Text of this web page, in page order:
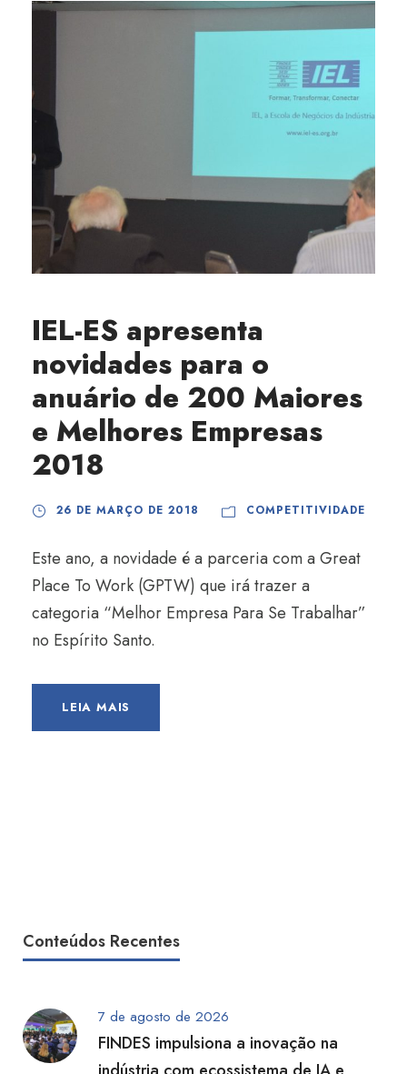
IEL-ES apresenta
novidades para o
anuário de 200 Maiores
e Melhores Empresas
2018
26 DE MARÇO DE 2018 COMPETITIVIDADE
Este ano, a novidade é a parceria com a Great
Place To Work (GPTW) que irá trazer a
categoria “Melhor Empresa Para Se Trabalhar”
no Espírito Santo.
LEIA MAIS
Conteúdos Recentes
7 de agosto de 2026
FINDES impulsiona a inovação na